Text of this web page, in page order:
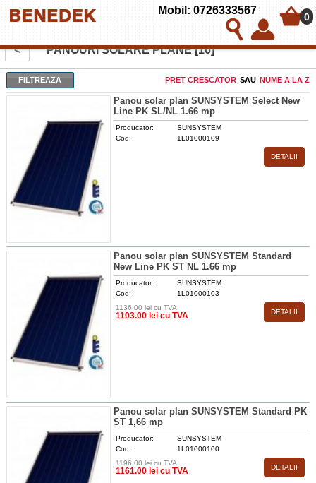
Mobil: 0726333567
0
< PANOURI SOLARE PLANE [16]
FILTREAZA NUME A LA Z
SAU
PRET CRESCATOR
Panou solar plan SUNSYSTEM Select New
Line PK SL/NL 1.66 mp
Producator:
SUNSYSTEM
Cod:
1L01000109
DETALII
Panou solar plan SUNSYSTEM Standard
New Line PK ST NL 1.66 mp
Producator:
SUNSYSTEM
Cod:
1L01000103
1136.00 lei cu TVA
1103.00 lei cu TVA DETALII
Panou solar plan SUNSYSTEM Standard PK
ST 1,66 mp
Producator:
SUNSYSTEM
Cod:
1L01000100
1196.00 lei cu TVA
1161.00 lei cu TVA DETALII